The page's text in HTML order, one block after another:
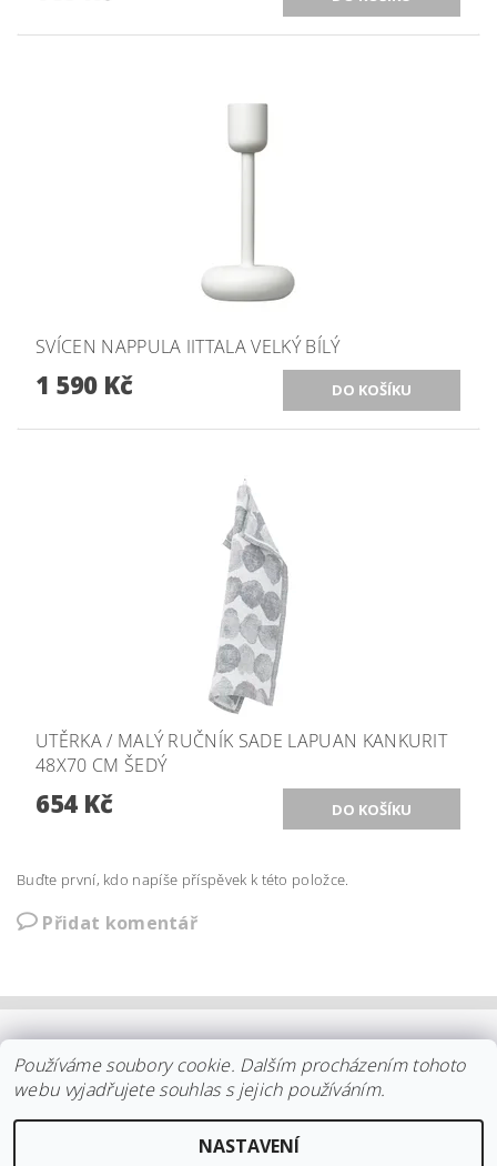
SVÍCEN NAPPULA IITTALA VELKÝ BÍLÝ
1 590 Kč
UTĚRKA / MALÝ RUČNÍK SADE LAPUAN KANKURIT
48X70 CM ŠEDÝ
654 Kč
Buďte první, kdo napíše příspěvek k této položce.
Přidat komentář
| KOLEKCE STELTON | DISTRIBUCE IITTALA |
REKLAMACE/ODSTOUPENÍ | VŠE O NÁKUPU | KDO JSME
KONTAKT
Používáme soubory cookie. Dalším procházením tohoto
webu vyjadřujete souhlas s jejich používáním.
NASTAVENÍ